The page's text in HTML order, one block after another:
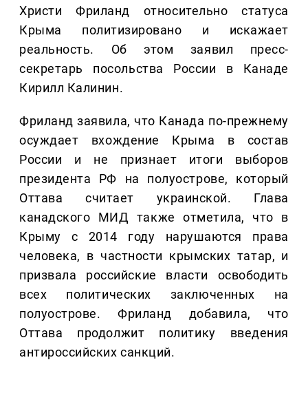
Христи Фриланд относительно статуса
Крыма политизировано и искажает
реальность. Об этом заявил пресс-
секретарь посольства России в Канаде
Кирилл Калинин.
Фриланд заявила, что Канада по-прежнему
осуждает вхождение Крыма в состав
России и не признает итоги выборов
президента РФ на полуострове, который
Оттава считает украинской. Глава
канадского МИД также отметила, что в
Крыму с 2014 году нарушаются права
человека, в частности крымских татар, и
призвала российские власти освободить
всех политических заключенных на
полуострове. Фриланд добавила, что
Оттава продолжит политику введения
антироссийских санкций.